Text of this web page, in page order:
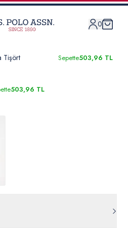
0
Tişört Sepette503,96 TL
503,96 TL